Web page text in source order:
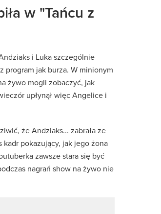
w "Tańcu z
i Luka szczególnie
program jak burza. W minionym
żywo mogli zobaczyć, jak
upłynął więc Angelice i
że Andziaks... zabrała ze
kadr pokazujący, jak jego żona
zawsze stara się być
nagrań show na żywo nie